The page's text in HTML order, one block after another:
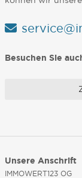
Besuchen Sie
Unsere Anschrift
IMMOWERT123 OG